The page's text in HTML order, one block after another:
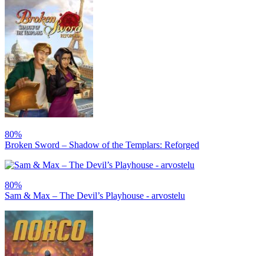
80%
Broken Sword – Shadow of the Templars: Reforged
80%
Sam & Max – The Devil’s Playhouse - arvostelu